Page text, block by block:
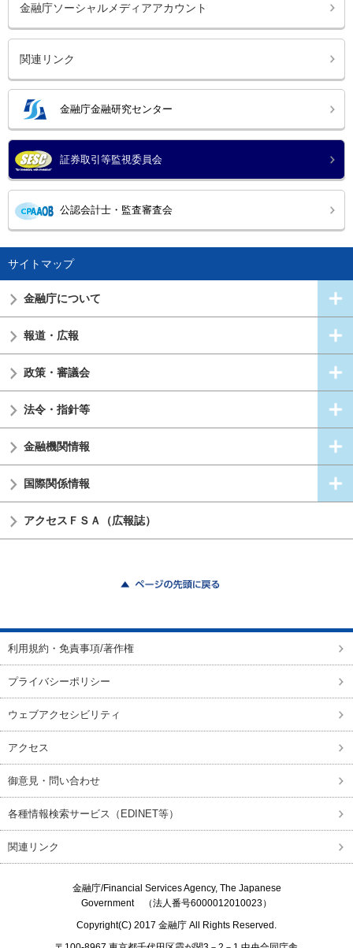
金融庁ソーシャルメディアアカウント
関連リンク
金融庁金融研究センター
証券取引等監視委員会
公認会計士・監査審査会
サイトマップ
金融庁について
報道・広報
政策・審議会
法令・指針等
金融機関情報
国際関係情報
アクセスＦＳＡ（広報誌）
利用規約・免責事項/著作権
プライバシーポリシー
ウェブアクセシビリティ
アクセス
御意見・問い合わせ
各種情報検索サービス（EDINET等）
関連リンク
金融庁/Financial Services Agency, The Japanese
Government（法人番号6000012010023）
Copyright(C) 2017 金融庁 All Rights Reserved.